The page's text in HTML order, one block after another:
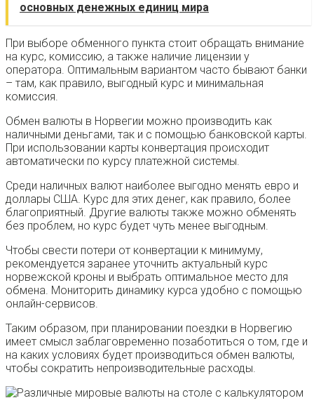
основных денежных единиц мира
При выборе обменного пункта стоит обращать внимание
на курс, комиссию, а также наличие лицензии у
оператора. Оптимальным вариантом часто бывают банки
– там, как правило, выгодный курс и минимальная
комиссия.
Обмен валюты в Норвегии можно производить как
наличными деньгами, так и с помощью банковской карты.
При использовании карты конвертация происходит
автоматически по курсу платежной системы.
Среди наличных валют наиболее выгодно менять евро и
доллары США. Курс для этих денег, как правило, более
благоприятный. Другие валюты также можно обменять
без проблем, но курс будет чуть менее выгодным.
Чтобы свести потери от конвертации к минимуму,
рекомендуется заранее уточнить актуальный курс
норвежской кроны и выбрать оптимальное место для
обмена. Мониторить динамику курса удобно с помощью
онлайн-сервисов.
Таким образом, при планировании поездки в Норвегию
имеет смысл заблаговременно позаботиться о том, где и
на каких условиях будет производиться обмен валюты,
чтобы сократить непроизводительные расходы.